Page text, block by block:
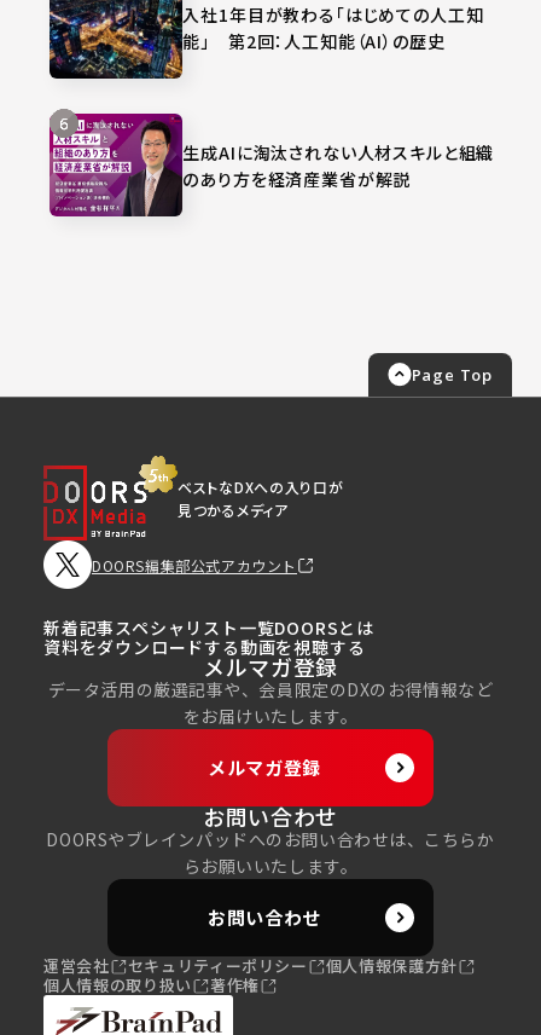
入社1年目が教わる「はじめての人工知
能」 第2回：人工知能（AI）の歴史
生成AIに淘汰されない人材スキルと組織
のあり方を経済産業省が解説
Page Top
ベストなDXへの入り口が
見つかるメディア
DOORS編集部公式アカウント
新着記事スペシャリスト一覧DOORSとは
資料をダウンロードする動画を視聴する
メルマガ登録
データ活用の厳選記事や、会員限定のDXのお得情報など
をお届けいたします。
メルマガ登録
お問い合わせ
DOORSやブレインパッドへのお問い合わせは、こちらか
らお願いいたします。
お問い合わせ
運営会社 セキュリティーポリシー
個人情報保護方針
個人情報の取り扱い
著作権